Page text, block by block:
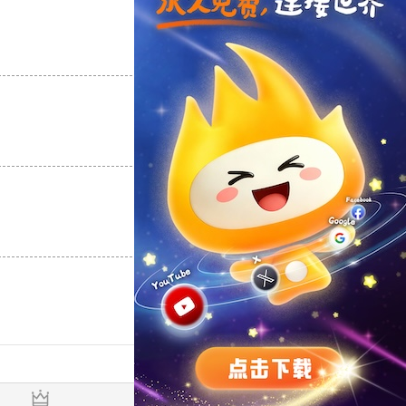
支持
反对 [0]
支持[0] 反对[0]